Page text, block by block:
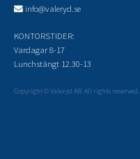
info@valeryd.se
KONTORSTIDER:
Vardagar 8-17
Lunchstängt 12.30-13
Copyright © Valeryd AB. All rights reserved.